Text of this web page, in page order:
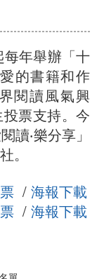
年舉辦「十
的書籍和作
閱讀風氣興
票支持。今
讀‧樂分享」
。
/ 海報下載
/ 海報下載